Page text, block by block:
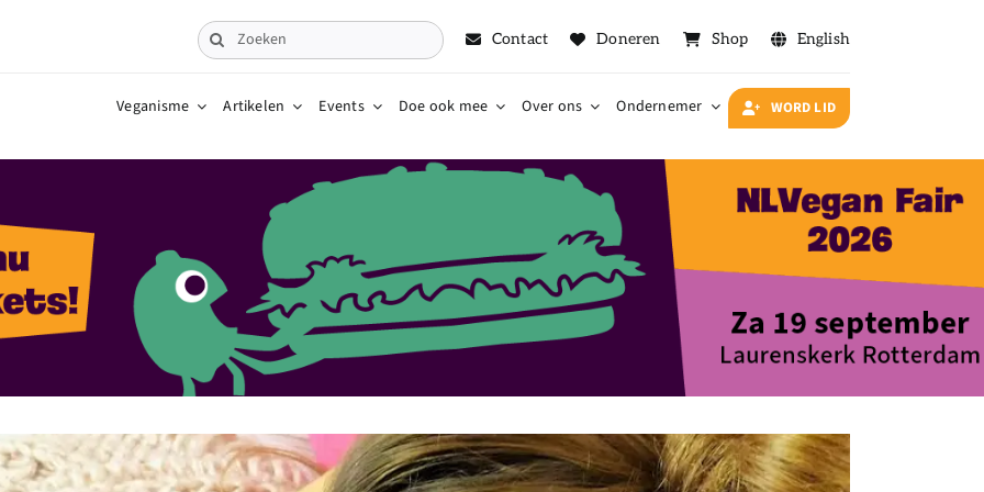
Zoeken
naar:
Contact Doneren Shop English
Veganisme Artikelen Events Doe ook mee Over ons Ondernemer WORD LID